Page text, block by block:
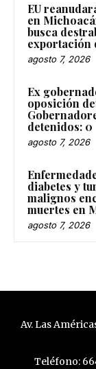
EU
en
busca
exportación
agosto 7, 2026
Ex
oposición
detenidos: 0
agosto 7, 2026
diabetes y
malignos
muertes en
agosto 7, 2026
Av. Las
Teléfono: